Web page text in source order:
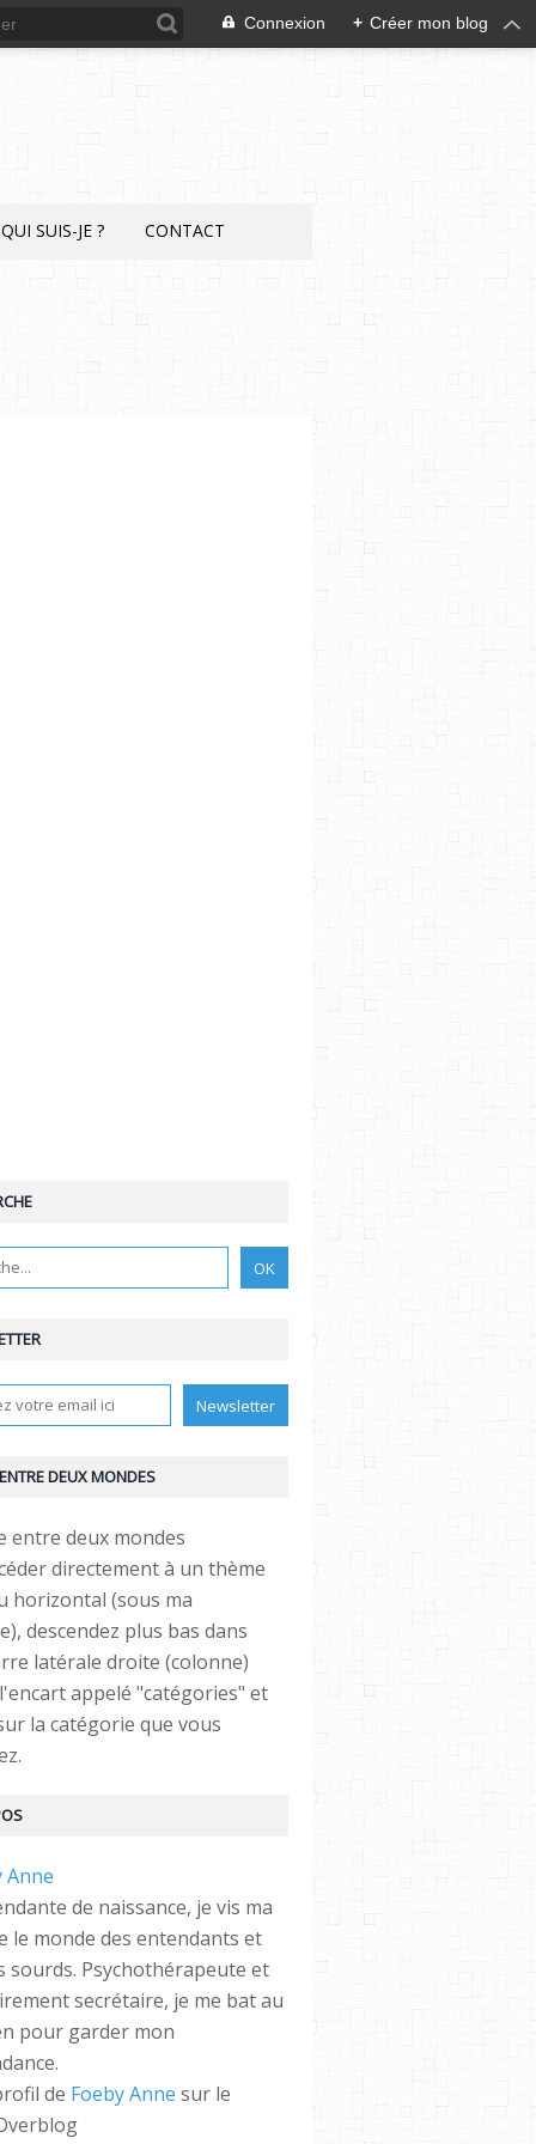
Connexion + Créer mon blog
QUI SUIS-JE ? CONTACT
DEUX MONDES
directement à un thème
horizontal (sous ma
descendez plus bas dans
latérale droite (colonne)
appelé "catégories" et
la catégorie que vous
de naissance, je vis ma
le monde des entendants et
sourds. Psychothérapeute et
secrétaire, je me bat au
pour garder mon
de Foeby Anne sur le